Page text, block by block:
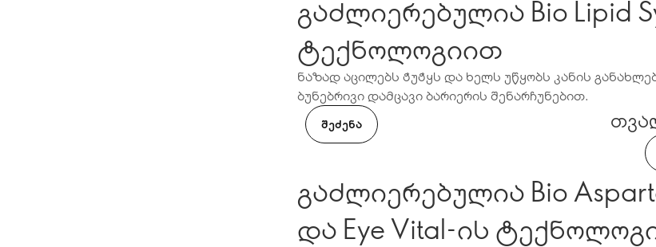
გაძლიერებულია Bio Lipid
ტექნოლოგიით
ნაზად აცილებს ჭუჭყს და ხელს უწყობს კანის
ბუნებრივი დამცავი ბარიერის შენარჩუნებით.
ᲨᲔᲫᲔᲜᲐ
გაძლიერებულია Bio
და Eye Vital-ის